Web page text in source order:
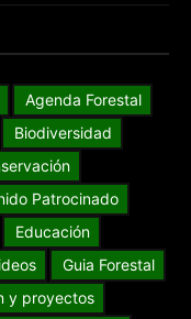
Agenda Forestal
Biodiversidad
Patrocinado
Educación
Guia Forestal
y proyectos